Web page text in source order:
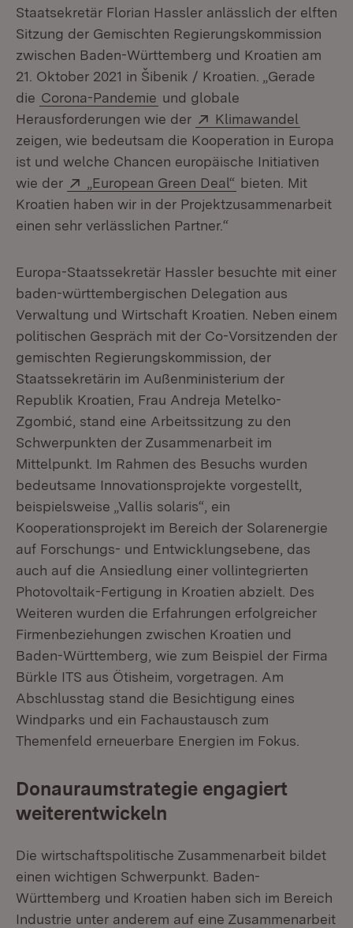
Staatsekretär Florian Hassler anlässlich der elften
Sitzung der Gemischten Regierungskommission
zwischen Baden-Württemberg und Kroatien am
21. Oktober 2021 in Šibenik / Kroatien. „Gerade
die Corona-Pandemie und globale
Herausforderungen wie der
Extern:
Klimawandel
zeigen, wie bedeutsam die Kooperation in Europa
ist und welche Chancen europäische Initiativen
wie der
Extern:
„European Green Deal“ (Öffnet in neuem
bieten. Mit
Kroatien haben wir in der Projektzusammenarbeit
einen sehr verlässlichen Partner.“
Europa-Staatssekretär Hassler besuchte mit einer
baden-württembergischen Delegation aus
Verwaltung und Wirtschaft Kroatien. Neben einem
politischen Gespräch mit der Co-Vorsitzenden der
gemischten Regierungskommission, der
Staatssekretärin im Außenministerium der
Republik Kroatien, Frau Andreja Metelko-
Zgombić, stand eine Arbeitssitzung zu den
Schwerpunkten der Zusammenarbeit im
Mittelpunkt. Im Rahmen des Besuchs wurden
bedeutsame Innovationsprojekte vorgestellt,
beispielsweise „Vallis solaris“, ein
Kooperationsprojekt im Bereich der Solarenergie
auf Forschungs- und Entwicklungsebene, das
auch auf die Ansiedlung einer vollintegrierten
Photovoltaik-Fertigung in Kroatien abzielt. Des
Weiteren wurden die Erfahrungen erfolgreicher
Firmenbeziehungen zwischen Kroatien und
Baden-Württemberg, wie zum Beispiel der Firma
Bürkle ITS aus Ötisheim, vorgetragen. Am
Abschlusstag stand die Besichtigung eines
Windparks und ein Fachaustausch zum
Themenfeld erneuerbare Energien im Fokus.
Donauraumstrategie engagiert
weiterentwickeln
Die wirtschaftspolitische Zusammenarbeit bildet
einen wichtigen Schwerpunkt. Baden-
Württemberg und Kroatien haben sich im Bereich
Industrie unter anderem auf eine Zusammenarbeit